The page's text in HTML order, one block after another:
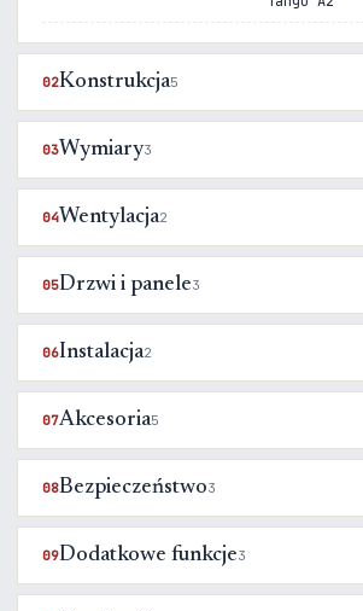
02Konstrukcja5
03Wymiary3
04Wentylacja2
05Drzwi i panele3
06Instalacja2
07Akcesoria5
08Bezpieczeństwo3
09Dodatkowe funkcje3